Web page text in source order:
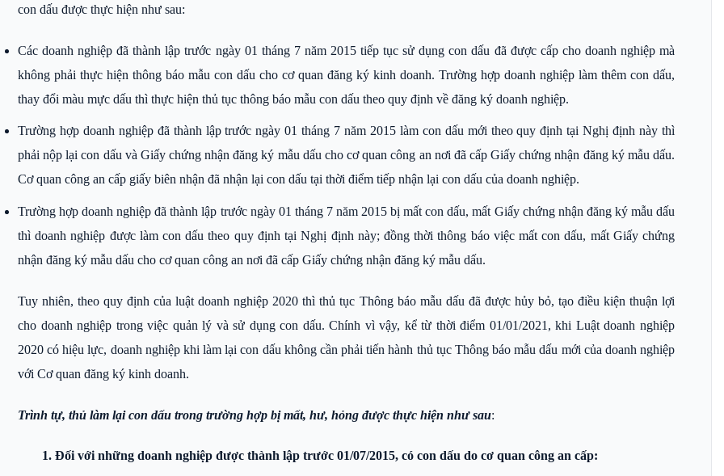
con dấu được thực hiện như sau:
Các doanh nghiệp đã thành lập trước ngày 01 tháng 7 năm 2015 tiếp tục sử dụng con dấu đã được cấp cho doanh nghiệp mà
không phải thực hiện thông báo mẫu con dấu cho cơ quan đăng ký kinh doanh. Trường hợp doanh nghiệp làm thêm con dấu,
thay đổi màu mực dấu thì thực hiện thủ tục thông báo mẫu con dấu theo quy định về đăng ký doanh nghiệp.
Trường hợp doanh nghiệp đã thành lập trước ngày 01 tháng 7 năm 2015 làm con dấu mới theo quy định tại Nghị định này thì
phải nộp lại con dấu và Giấy chứng nhận đăng ký mẫu dấu cho cơ quan công an nơi đã cấp Giấy chứng nhận đăng ký mẫu dấu.
Cơ quan công an cấp giấy biên nhận đã nhận lại con dấu tại thời điểm tiếp nhận lại con dấu của doanh nghiệp.
Trường hợp doanh nghiệp đã thành lập trước ngày 01 tháng 7 năm 2015 bị mất con dấu, mất Giấy chứng nhận đăng ký mẫu dấu
thì doanh nghiệp được làm con dấu theo quy định tại Nghị định này; đồng thời thông báo việc mất con dấu, mất Giấy chứng
nhận đăng ký mẫu dấu cho cơ quan công an nơi đã cấp Giấy chứng nhận đăng ký mẫu dấu.
Tuy nhiên, theo quy định của luật doanh nghiệp 2020 thì thủ tục Thông báo mẫu dấu đã được hủy bỏ, tạo điều kiện thuận lợi
cho doanh nghiệp trong việc quản lý và sử dụng con dấu. Chính vì vậy, kể từ thời điểm 01/01/2021, khi Luật doanh nghiệp
2020 có hiệu lực, doanh nghiệp khi làm lại con dấu không cần phải tiến hành thủ tục Thông báo mẫu dấu mới của doanh nghiệp
với Cơ quan đăng ký kinh doanh.
Trình tự, thủ làm lại con dấu trong trường hợp bị mất, hư, hỏng được thực hiện như sau:
1. Đối với những doanh nghiệp được thành lập trước 01/07/2015, có con dấu do cơ quan công an cấp: